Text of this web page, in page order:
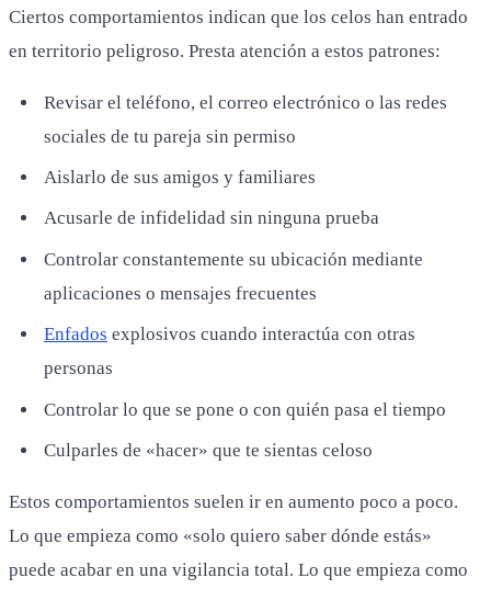
Ciertos comportamientos indican que los celos han entrado
en territorio peligroso. Presta atención a estos patrones:
Revisar el teléfono, el correo electrónico o las redes
sociales de tu pareja sin permiso
Aislarlo de sus amigos y familiares
Acusarle de infidelidad sin ninguna prueba
Controlar constantemente su ubicación mediante
aplicaciones o mensajes frecuentes
Enfados explosivos cuando interactúa con otras
personas
Controlar lo que se pone o con quién pasa el tiempo
Culparles de «hacer» que te sientas celoso
Estos comportamientos suelen ir en aumento poco a poco.
Lo que empieza como «solo quiero saber dónde estás»
puede acabar en una vigilancia total. Lo que empieza como